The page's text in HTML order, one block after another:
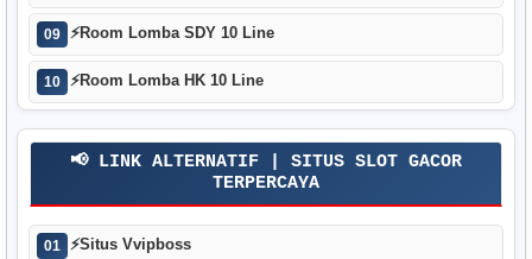
09 ⚡Room Lomba SDY 10 Line
10 ⚡Room Lomba HK 10 Line
📢 LINK ALTERNATIF | SITUS SLOT GACOR
TERPERCAYA
01 ⚡Situs Vvipboss